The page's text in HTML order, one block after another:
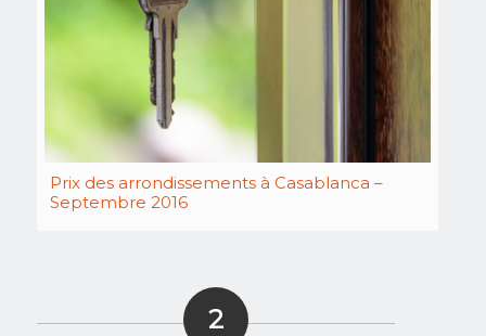
Prix des arrondissements à Casablanca –
Septembre 2016
2